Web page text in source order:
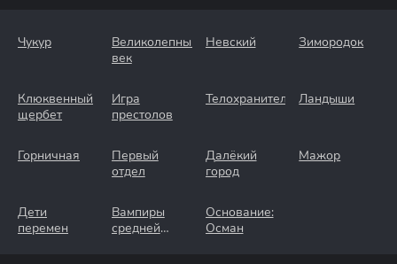
Чукур
Великолепный
век
Невский Зимородок
Клюквенный
щербет
Игра
престолов
Телохранители Ландыши
Горничная
Первый
отдел
Далёкий
город
Мажор
Дети
перемен
Вампиры
средней
Основание:
Осман